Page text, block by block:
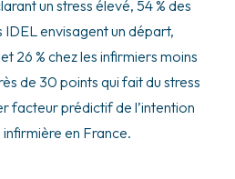
un stress élevé, 54 % des
IDEL envisagent un départ,
26 % chez les infirmiers moins
de 30 points qui fait du stress
facteur prédictif de l’intention
en France.